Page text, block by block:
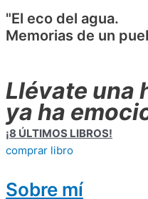
"El eco del agua.
Memorias de un
Llévate una
ya ha
¡8 ÚLTIMOS LIBROS!
comprar libro
Sobre mí